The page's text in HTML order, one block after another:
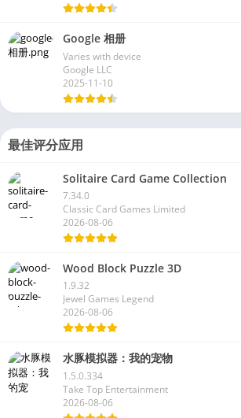
Google 相册
Varies with device
Google LLC
2025-11-10
最佳评分应用
Solitaire Card Game Collection
7.34.0
Classic Card Games Limited
2026-08-06
Wood Block Puzzle 3D
1.9.32
Jewel Games Legend
2026-08-06
水豚模拟器：我的宠物
1.5.0.334
Take Top Entertainment
2026-08-06